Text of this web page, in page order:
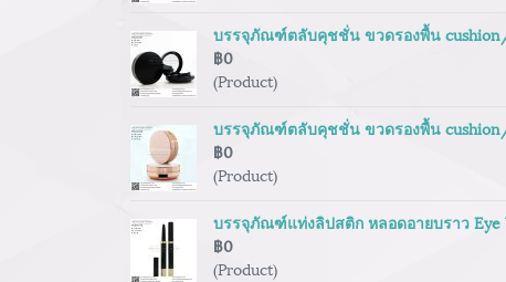
บรรจุภัณฑ์ตลับคุชชั่น ขวดรองพื้น
฿0
(Product)
บรรจุภัณฑ์ตลับคุชชั่น ขวดรองพื้น
฿0
(Product)
บรรจุภัณฑ์แท่งลิปสติก หลอดอายบราว Eye
฿0
(Product)